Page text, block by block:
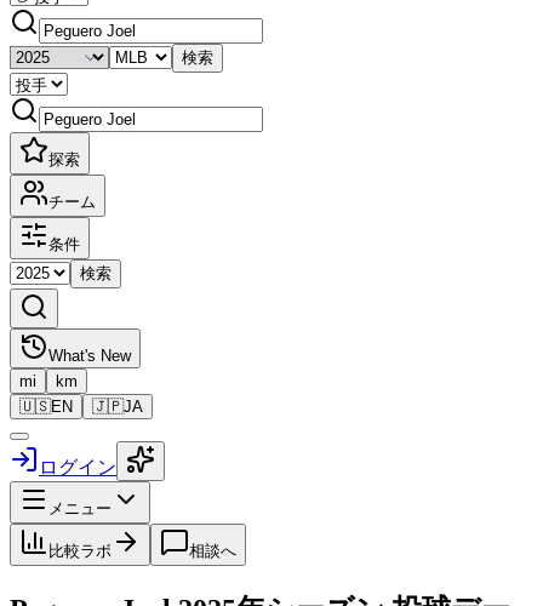
検索
探索
チーム
条件
検索
What's New
mi
km
🇺🇸EN 🇯🇵JA
ログイン
メニュー
比較ラボ 相談へ